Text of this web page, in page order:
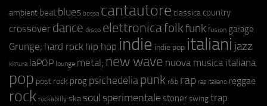
ambient beat blues bossa cantautore classica country
crossover dance disco elettronicafolkfunk fusion garage
Grunge; hard rock hip hop indie indie pop italiani jazz
kimura laPOP lounge metal; new wave nuova musica italiana
pop post rock prog psichedeliapunk r&b rap rap italiano reggae
rock rockabilly ska soul sperimentale stoner swing trap